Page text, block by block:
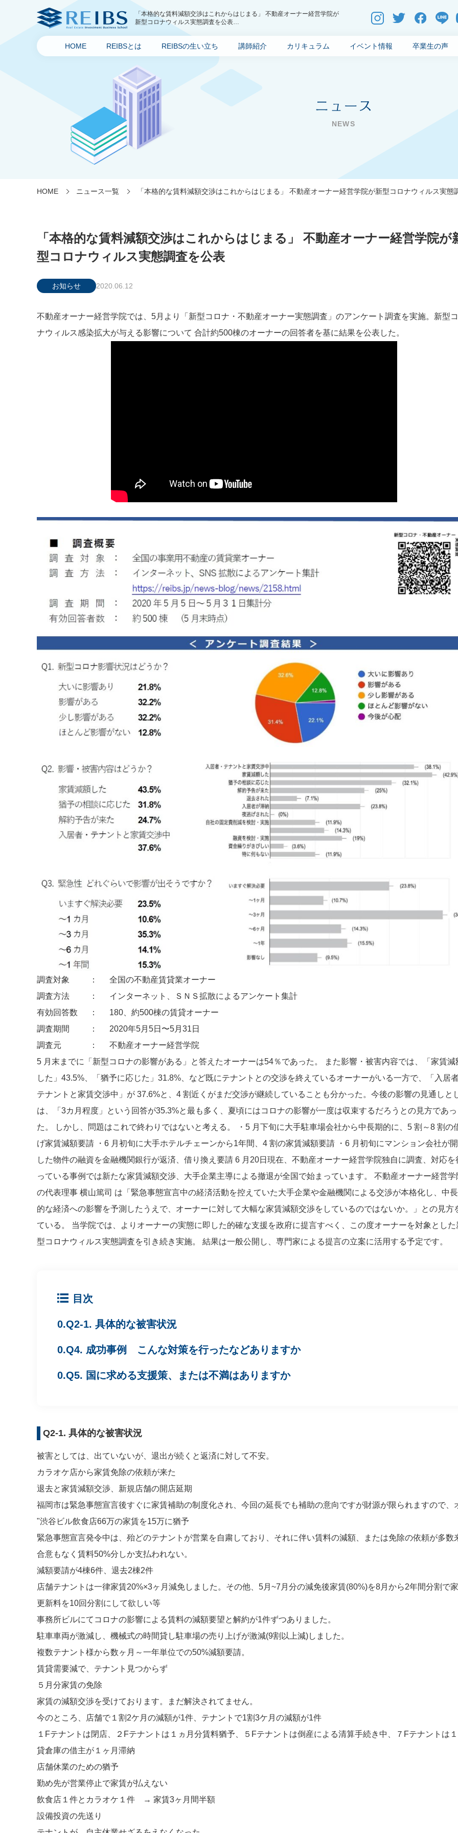
「本格的な賃料減額交渉はこれからはじまる」 不動産オーナー経営学院が
新型コロナウィルス実態調査を公表
不動産経営・不動産投資スクール・不動産オーナー経営学院REIBS(リーブ
HOME REIBSとは REIBSの生い立ち 講師紹介 カリキュラム イベント情報 卒業生の声
HOME ニュース一覧 「本格的な賃料減額交渉はこれからはじまる」 不動産オーナー経営学院が新型コロナウィルス実態
「本格的な賃料減額交渉はこれからはじまる」 不動産オーナー経営学院が
型コロナウィルス実態調査を公表
お知らせ 2020.06.12
不動産オーナー経営学院では、5月より「新型コロナ・不動産オーナー実態調査」のアンケート調査を実施。新型
ナウィルス感染拡大が与える影響について 合計約500棟のオーナーの回答者を基に結果を公表した。
調査対象 ：
全国の不動産賃貸業オーナー
調査方法
：
インターネット、ＳＮＳ拡散によるアンケート集計
有効回答数
：
180、約500棟の賃貸オーナー
調査期間
：
2020年5月5日〜5月31日
調査元
：
不動産オーナー経営学院
5 月末までに「新型コロナの影響がある」と答えたオーナーは54％であった。 また影響・被害内容では、「家賃減
した」43.5%、「猶予に応じた」31.8%、など既にテナントとの交渉を終えているオーナーがいる一方で、「入居者
テナントと家賃交渉中」が 37.6%と、4 割近くがまだ交渉が継続していることも分かった。今後の影響の見通しと
は、「3カ月程度」という回答が35.3%と最も多く、夏頃にはコロナの影響が一度は収束するだろうとの見方であっ
た。 しかし、問題はこれで終わりではないと考える。 ・5 月下旬に大手駐車場会社から中長期的に、5 割～8 割の
げ家賃減額要請 ・6 月初旬に大手ホテルチェーンから1年間、4 割の家賃減額要請 ・6 月初旬にマンション会社が
した物件の融資を金融機関銀行が返済、借り換え要請 6 月20日現在、不動産オーナー経営学院独自に調査、対応を
っている事例では新たな家賃減額交渉、大手企業主導による撤退が全国で始まっています。 不動産オーナー経営学
の代表理事 横山篤司 は「緊急事態宣言中の経済活動を控えていた大手企業や金融機関による交渉が本格化し、中
的な経済への影響を予測したうえで、オーナーに対して大幅な家賃減額交渉をしているのではないか。」との見方
ている。 当学院では、よりオーナーの実態に即した的確な支援を政府に提言すべく、この度オーナーを対象とした
型コロナウィルス実態調査を引き続き実施。 結果は一般公開し、専門家による提言の立案に活用する予定です。
目次
Q2-1. 具体的な被害状況
Q4. 成功事例 こんな対策を行ったなどありますか
Q5. 国に求める支援策、または不満はありますか
Q2-1. 具体的な被害状況
被害としては、出ていないが、退出が続くと返済に対して不安。
カラオケ店から家賃免除の依頼が来た
退去と家賃減額交渉、新規店舗の開店延期
福岡市は緊急事態宣言後すぐに家賃補助の制度化され、今回の延長でも補助の意向ですが財源が限られますので、
"渋谷ビル飲食店66万の家賃を15万に猶予
緊急事態宣言発令中は、殆どのテナントが営業を自粛しており、それに伴い賃料の減額、または免除の依頼が多数
合意もなく賃料50%分しか支払われない。
減額要請が4棟6件、退去2棟2件
店舗テナントは一律家賃20%×3ヶ月減免しました。その他、5月~7月分の減免後家賃(80%)を8月から2年間分割で
更新料を10回分割にして欲しい等
事務所ビルにてコロナの影響による賃料の減額要望と解約が1件ずつありました。
駐車車両が激減し、機械式の時間貸し駐車場の売り上げが激減(9割以上減)しました。
複数テナント様から数ヶ月～一年単位での50%減額要請。
賃貸需要減で、テナント見つからず
５月分家賃の免除
家賃の減額交渉を受けております。まだ解決されてません。
今のところ、店舗で１割2ケ月の減額が1件、テナントで1割3ケ月の減額が1件
１Fテナントは閉店、２Fテナントは１ヵ月分賃料猶予、５Fテナントは倒産による清算手続き中、７Fテナントは
貸倉庫の借主が１ヶ月滞納
店舗休業のための猶予
勤め先が営業停止で家賃が払えない
飲食店１件とカラオケ１件　→ 家賃3ヶ月間半額
設備投資の先送り